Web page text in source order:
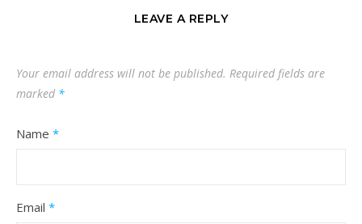
LEAVE A REPLY
Your email address will not be published. Required fields are
marked *
Name *
Email *